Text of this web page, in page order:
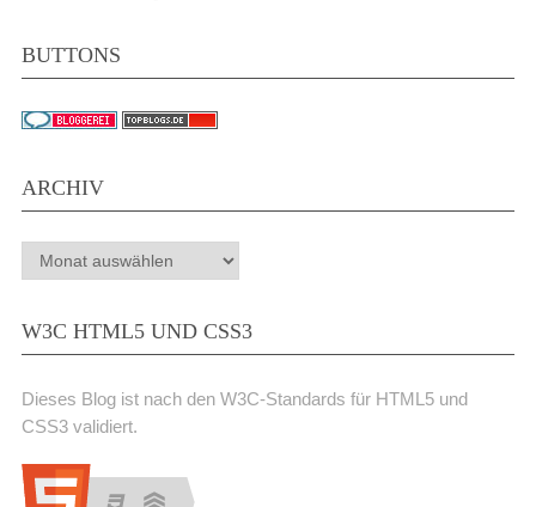
BUTTONS
ARCHIV
Archiv
W3C HTML5 UND CSS3
Dieses Blog ist nach den W3C-Standards für HTML5 und
CSS3 validiert.